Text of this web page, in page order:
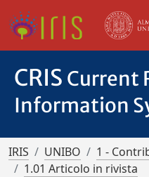
CRIS Current
Information
IRIS UNIBO
1 -
1.01 Articolo in rivista